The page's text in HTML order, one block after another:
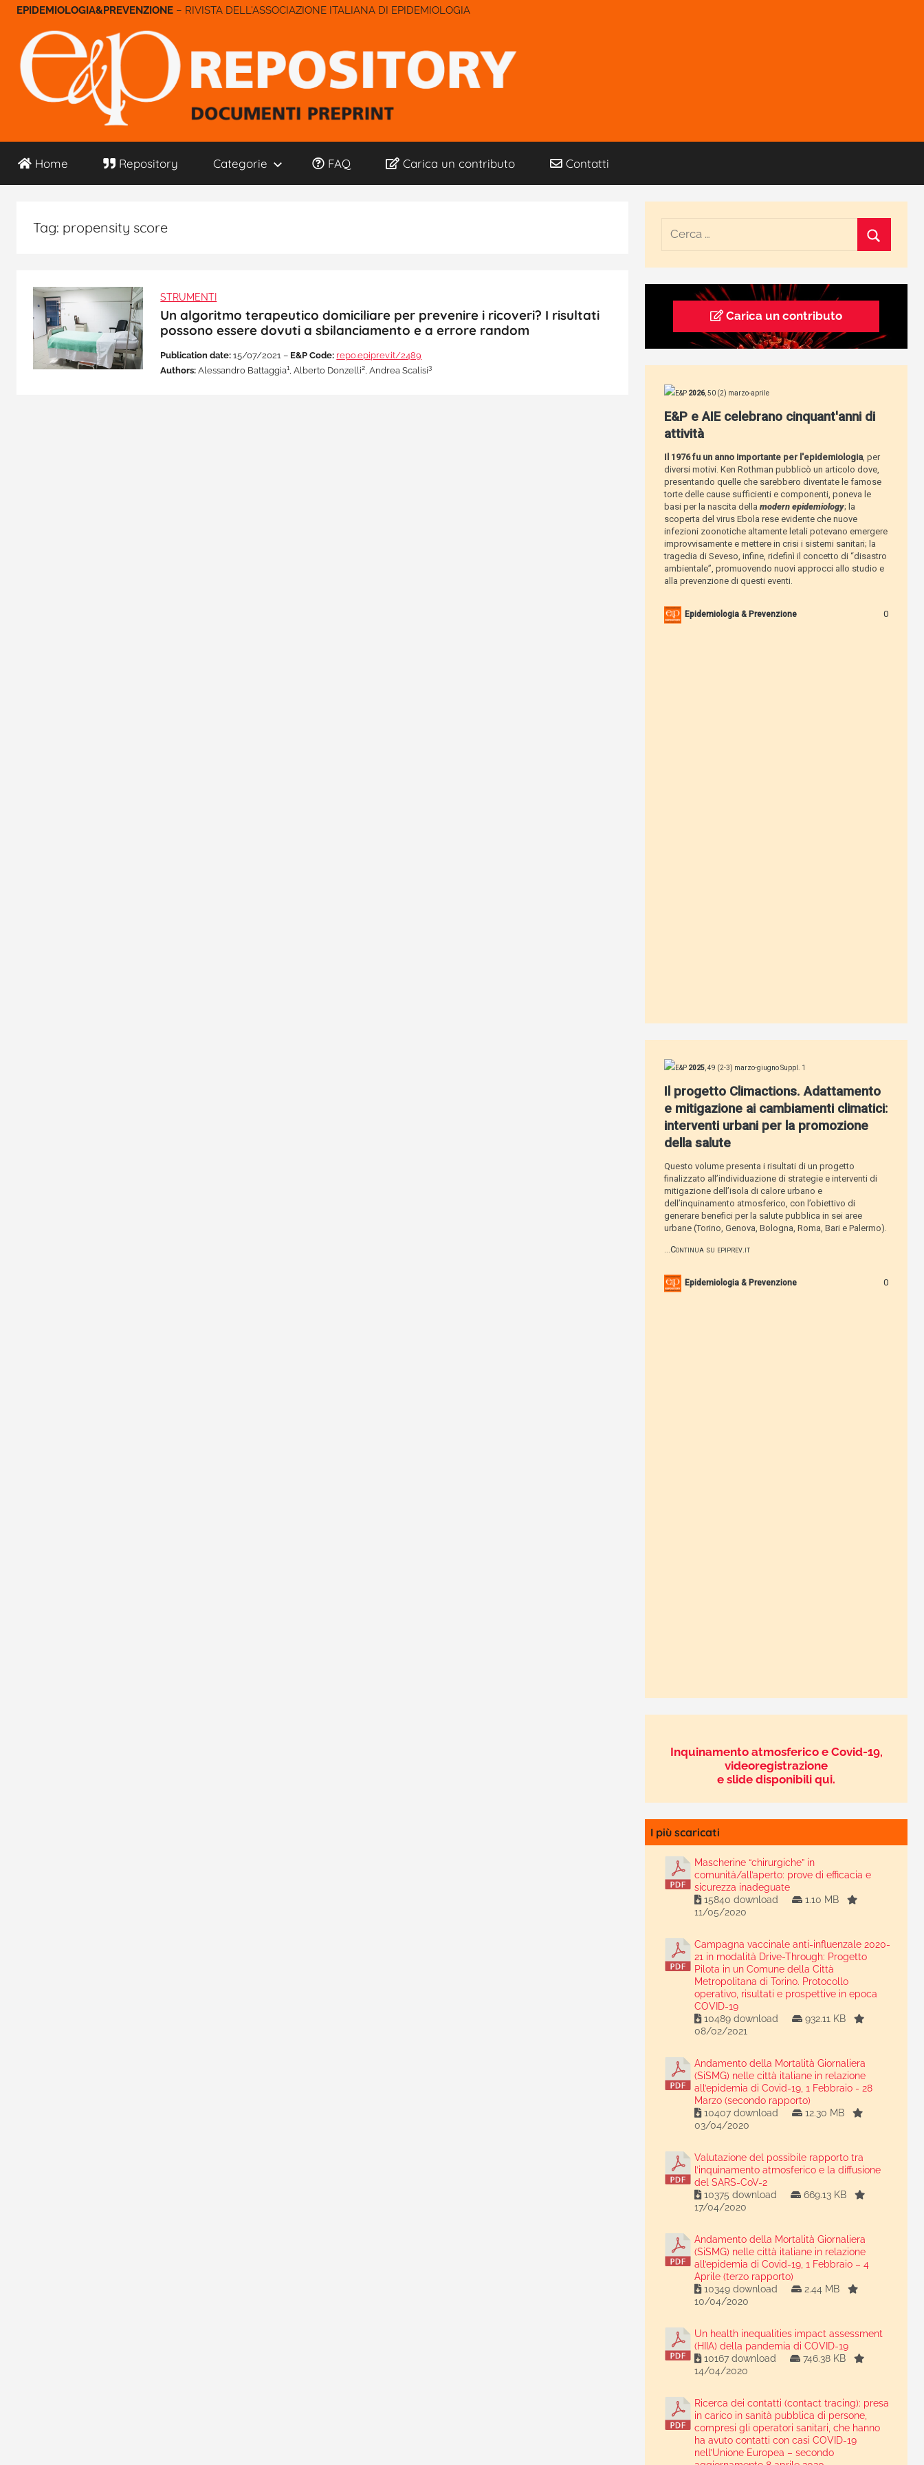
Salta
contenuto
– RIVISTA DELL'ASSOCIAZIONE ITALIANA DI EPIDEMIOLOGIA
E&P
Repository
Home Repository Categorie FAQ Carica un contributo Contatti
Tag: propensity score
STRUMENTI
Un algoritmo terapeutico domiciliare per prevenire i ricoveri? I risultati
possono essere dovuti a sbilanciamento e a errore random
Publication date: 15/07/2021 – E&P Code: repo.epiprev.it/2489
Authors: Alessandro Battaggia1 , Alberto Donzelli2 , Andrea Scalisi3
Carica un contributo
Inquinamento atmosferico e Covid-19,
videoregistrazione
e slide disponibili qui.
I più scaricati
Mascherine “chirurgiche” in
comunità/all’aperto: prove di efficacia e
sicurezza inadeguate
15840 download
1.10 MB
11/05/2020
Campagna vaccinale anti-influenzale 2020-
21 in modalità Drive-Through: Progetto
Pilota in un Comune della Città
Metropolitana di Torino. Protocollo
operativo, risultati e prospettive in epoca
COVID-19
10489 download
932.11 KB
08/02/2021
Andamento della Mortalità Giornaliera
(SiSMG) nelle città italiane in relazione
all’epidemia di Covid-19, 1 Febbraio - 28
Marzo (secondo rapporto)
10407 download
12.30 MB
03/04/2020
Valutazione del possibile rapporto tra
l’inquinamento atmosferico e la diffusione
del SARS-CoV-2
10375 download
669.13 KB
17/04/2020
Andamento della Mortalità Giornaliera
(SiSMG) nelle città italiane in relazione
all’epidemia di Covid-19, 1 Febbraio – 4
Aprile (terzo rapporto)
10349 download
2.44 MB
10/04/2020
Un health inequalities impact assessment
(HIIA) della pandemia di COVID-19
10167 download
746.38 KB
14/04/2020
Ricerca dei contatti (contact tracing): presa
in carico in sanità pubblica di persone,
compresi gli operatori sanitari, che hanno
ha avuto contatti con casi COVID-19
nell’Unione Europea – secondo